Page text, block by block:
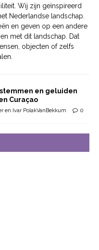
Wij zijn geïnspireerd
Nederlandse landschap.
en geven op een andere
met dit landschap. Dat
objecten of zelfs
en geluiden
Curaçao
en Ivar PolakVanBekkum 0